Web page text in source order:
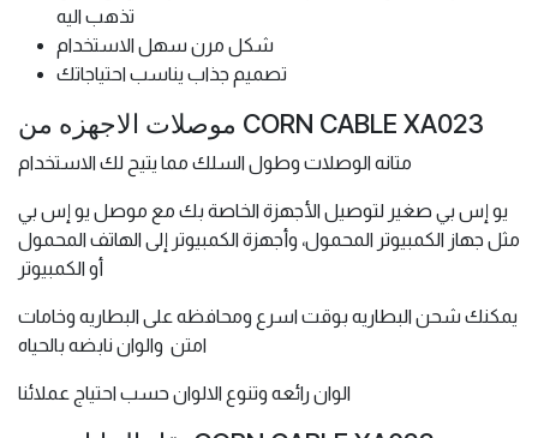
تذهب اليه
شكل مرن سهل الاستخدام
تصميم جذاب يناسب احتياجاتك
موصلات الاجهزه من CORN CABLE XA023
متانه الوصلات وطول السلك مما يتيح لك الاستخدام
يو إس بي صغير لتوصيل الأجهزة الخاصة بك مع موصل يو إس بي
مثل جهاز الكمبيوتر المحمول، وأجهزة الكمبيوتر إلى الهاتف المحمول
أو الكمبيوتر
يمكنك شحن البطاريه بوقت اسرع ومحافظه على البطاريه وخامات
امتن والوان نابضه بالحياه
الوان رائعه وتنوع الالوان حسب احتياج عملائنا